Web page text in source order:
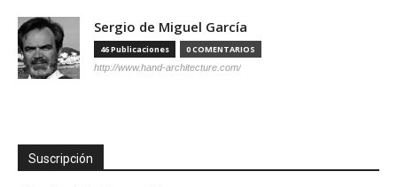
Sergio de Miguel García
46 Publicaciones 0 COMENTARIOS
http://www.hand-architecture.com/
Suscripción